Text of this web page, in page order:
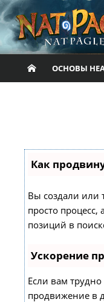
ОСНОВЫ
Как
Вы создали или
просто
позиций в
Ускорение
Если вам
продвижение в